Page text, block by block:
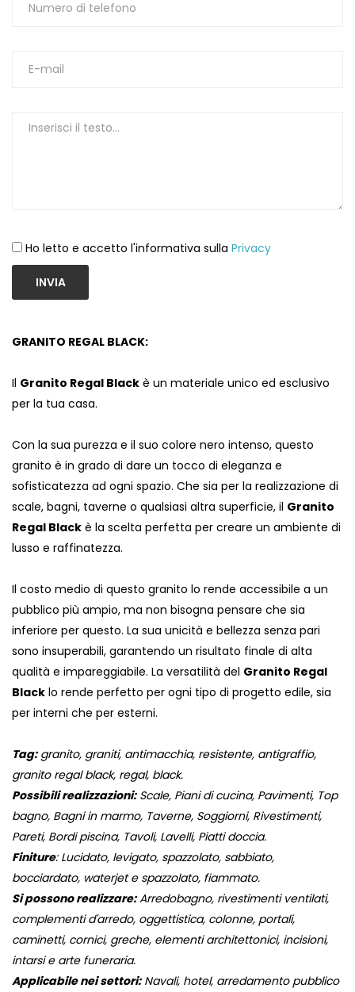
Ho letto e accetto l'informativa sulla Privacy
INVIA
GRANITO REGAL BLACK:
Il Granito Regal Black è un materiale unico ed esclusivo
per la tua casa.
Con la sua purezza e il suo colore nero intenso, questo
granito è in grado di dare un tocco di eleganza e
sofisticatezza ad ogni spazio. Che sia per la realizzazione di
scale, bagni, taverne o qualsiasi altra superficie, il Granito
Regal Black è la scelta perfetta per creare un ambiente di
lusso e raffinatezza.
Il costo medio di questo granito lo rende accessibile a un
pubblico più ampio, ma non bisogna pensare che sia
inferiore per questo. La sua unicità e bellezza senza pari
sono insuperabili, garantendo un risultato finale di alta
qualità e impareggiabile. La versatilità del Granito Regal
Black lo rende perfetto per ogni tipo di progetto edile, sia
per interni che per esterni.
Tag:granito, graniti, antimacchia, resistente, antigraffio,
granito regal black, regal, black.
Possibili realizzazioni:Scale, Piani di cucina, Pavimenti, Top
bagno, Bagni in marmo, Taverne, Soggiorni, Rivestimenti,
Pareti, Bordi piscina, Tavoli, Lavelli, Piatti doccia.
Finiture: Lucidato, levigato, spazzolato, sabbiato,
bocciardato, waterjet e spazzolato, fiammato.
Si possono realizzare:Arredobagno, rivestimenti ventilati,
complementi d'arredo, oggettistica, colonne, portali,
caminetti, cornici, greche, elementi architettonici, incisioni,
intarsi e arte funeraria.
Applicabile nei settori:Navali, hotel, arredamento pubblico